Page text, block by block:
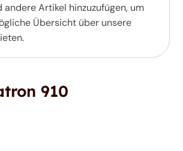
andere Artikel hinzuzufügen, um
Übersicht über unsere
910